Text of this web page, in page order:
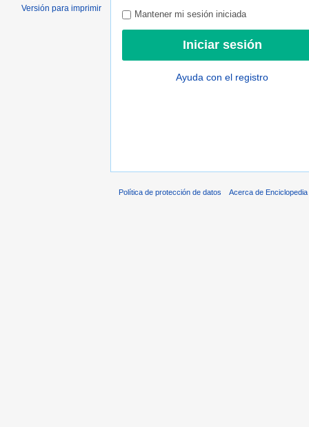
Mantener mi sesión iniciada
Ayuda con el registro
Versión para imprimir
Política de protección de datos Acerca de